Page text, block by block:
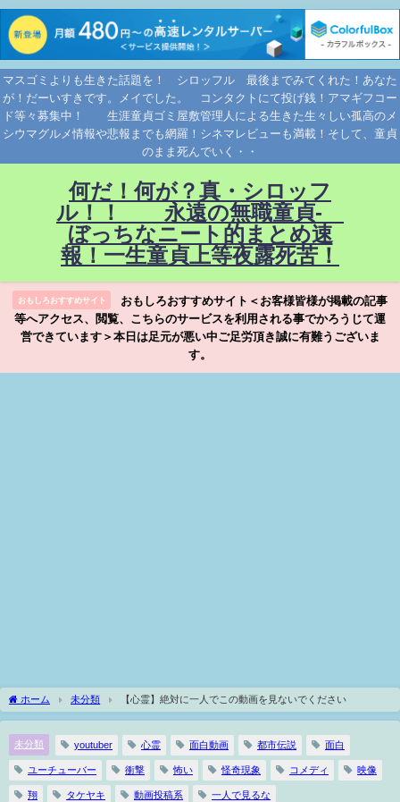
マスゴミよりも生きた話題を！ シロッフル 最後までみてくれた！あなた
が！だーいすきです。メイでした。 コンタクトにて投げ銭！アマギフコー
ド等々募集中！ 生涯童貞ゴミ屋敷管理人による生きた生々しい孤高のメ
シウマグルメ情報や悲報までも網羅！シネマレビューも満載！そして、童貞
のまま死んでいく・・
何だ！何が？真・シロッフ
ル！！ 永遠の無職童貞-
ぼっちなニート的まとめ速
報！一生童貞上等夜露死苦！
おもしろおすすめサイト
おもしろおすすめサイト＜お客様皆様が掲載の記事
等へアクセス、閲覧、こちらのサービスを利用される事でかろうじて運
営できています＞本日は足元が悪い中ご足労頂き誠に有難うございま
す。
ホーム 未分類 【心霊】絶対に一人でこの動画を見ないでください
未分類 youtuber 心霊 面白動画 都市伝説 面白
ユーチューバー 衝撃 怖い 怪奇現象 コメディ 映像
翔 タケヤキ 動画投稿系 一人で見るな